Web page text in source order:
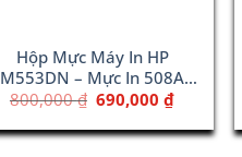
Hộp Mực Máy In HP
M553DN – Mực In 508A
Yellow (CF362A)
800,000₫ Giá
là:
800,000 ₫.
690,000₫Giá
tại
là: